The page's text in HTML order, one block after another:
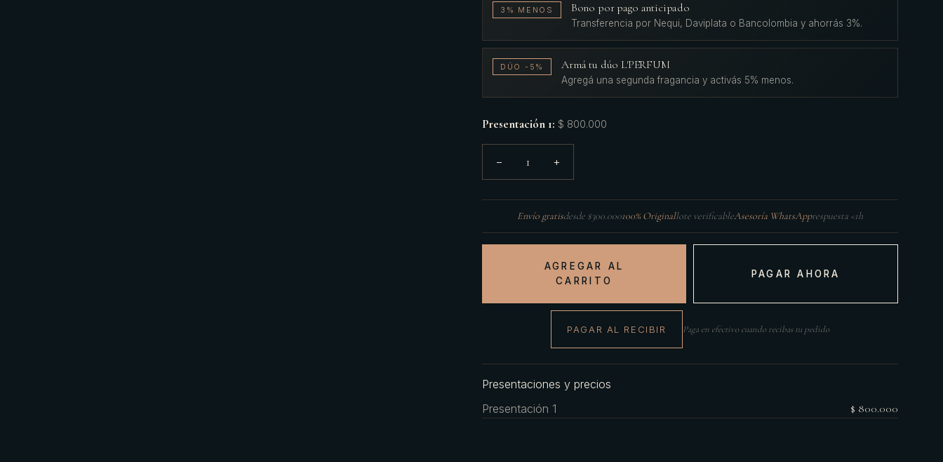
3% MENOS Bono por pago anticipado
Transferencia por Nequi, Daviplata o Bancolombia y ahorrás 3%.
DÚO -5% Armá tu dúo L'PERFUM
Agregá una segunda fragancia y activás 5% menos.
Presentación 1: $ 800.000
− 1 +
Envío gratisdesde $300.000100% Originallote verificableAsesoría WhatsApprespuesta <1h
AGREGAR AL
CARRITO
PAGAR AHORA
PAGAR AL RECIBIR Paga en efectivo cuando recibas tu pedido
Presentaciones y precios
Presentación 1
$ 800.000